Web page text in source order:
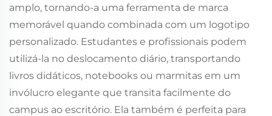
amplo, tornando-a uma ferramenta de marca
memorável quando combinada com um logotipo
personalizado. Estudantes e profissionais podem
utilizá-la no deslocamento diário, transportando
livros didáticos, notebooks ou marmitas em um
invólucro elegante que transita facilmente do
campus ao escritório. Ela também é perfeita para